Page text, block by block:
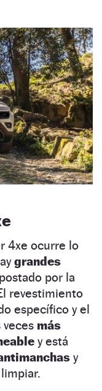
4xe ocurre lo
grandes
por la
revestimiento
específico y el
más
y está
y